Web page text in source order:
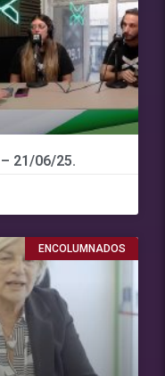
21/06/25.
ENCOLUMNADOS